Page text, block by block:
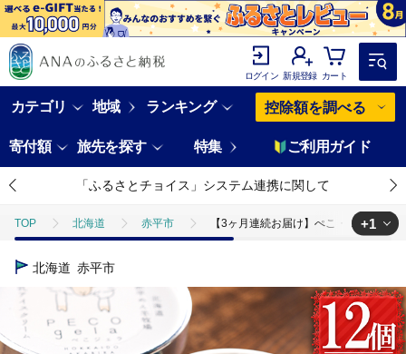
ログイン 新規登録 カート
カテゴリ 地域 ランキング 控除額を調べる
寄付額 旅先を探す 特集 ご利用ガイド
「ふるさとチョイス」システム連携に関して
TOP 北海道 赤平市 【3ヶ月連続お届け】ぺこ・ジェラ～
TOP
+1
北海道 赤平市